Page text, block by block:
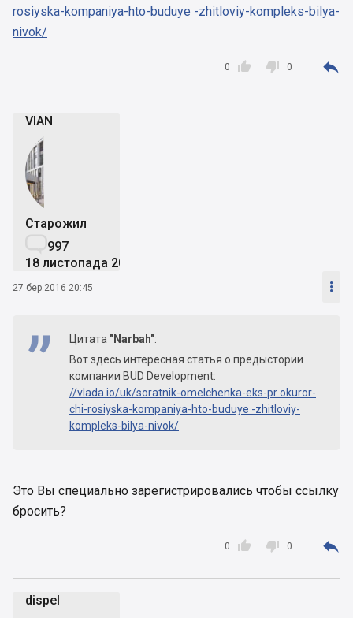
rosiyska-kompaniya-hto-buduye -zhitloviy-kompleks-bilya-
nivok/

0  0 
VIAN
Старожил
997
18 листопада 2013
27 бер 2016 20:45 
Цитата "Narbah":
Вот здесь интересная статья о предыстории
компании BUD Development:
//vlada.io/uk/soratnik-omelchenka-eks-pr okuror-
chi-rosiyska-kompaniya-hto-buduye -zhitloviy-
kompleks-bilya-nivok/
Это Вы специально зарегистрировались чтобы ссылку
бросить?

0  0 
dispel